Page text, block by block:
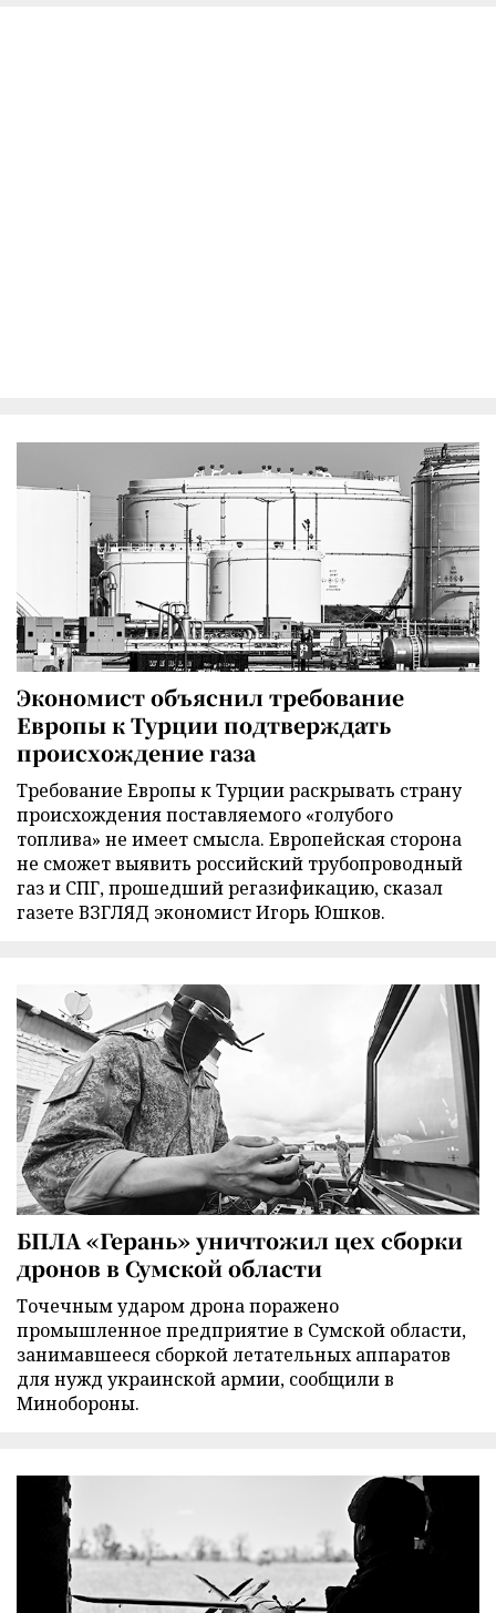
Экономист объяснил требование
Европы к Турции подтверждать
происхождение газа
Требование Европы к Турции раскрывать страну
происхождения поставляемого «голубого
топлива» не имеет смысла. Европейская сторона
не сможет выявить российский трубопроводный
газ и СПГ, прошедший регазификацию, сказал
газете ВЗГЛЯД экономист Игорь Юшков.
БПЛА «Герань» уничтожил цех сборки
дронов в Сумской области
Точечным ударом дрона поражено
промышленное предприятие в Сумской области,
занимавшееся сборкой летательных аппаратов
для нужд украинской армии, сообщили в
Минобороны.